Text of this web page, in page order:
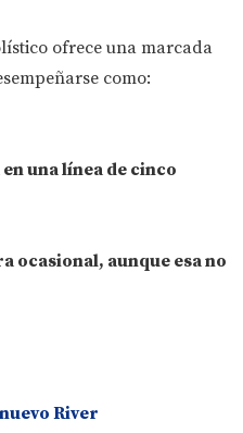
ofrece una marcada
como:
una línea de cinco
ocasional, aunque esa no
River